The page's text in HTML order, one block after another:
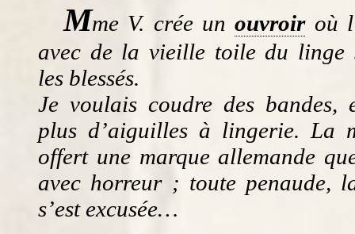
Mme V. crée unouvroiroù
avec de la vieille toile du linge
les blessés.
Je voulais coudre des bandes,
plus d’aiguilles à lingerie. La
offert une marque allemande
avec horreur ; toute penaude,
s’est excusée…